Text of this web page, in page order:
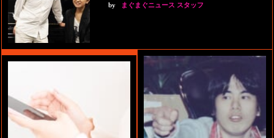
by まぐまぐニュース スタッフ